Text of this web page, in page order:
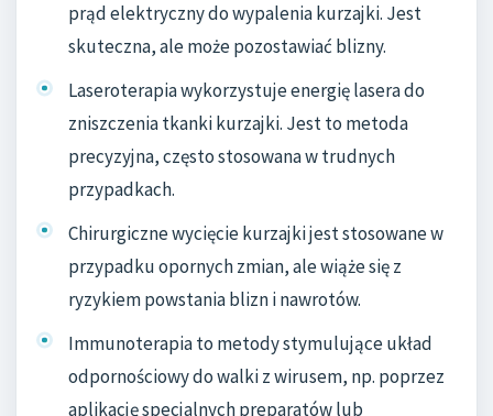
prąd elektryczny do wypalenia kurzajki. Jest
skuteczna, ale może pozostawiać blizny.
Laseroterapia wykorzystuje energię lasera do
zniszczenia tkanki kurzajki. Jest to metoda
precyzyjna, często stosowana w trudnych
przypadkach.
Chirurgiczne wycięcie kurzajki jest stosowane w
przypadku opornych zmian, ale wiąże się z
ryzykiem powstania blizn i nawrotów.
Immunoterapia to metody stymulujące układ
odpornościowy do walki z wirusem, np. poprzez
aplikację specjalnych preparatów lub